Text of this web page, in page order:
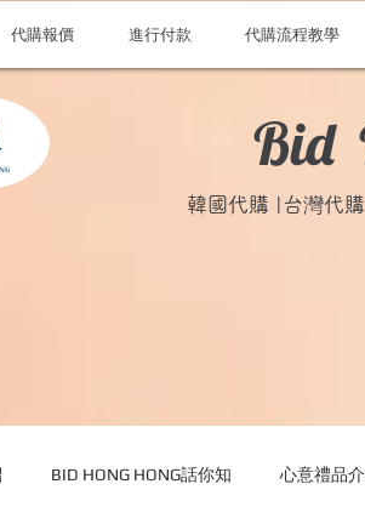
代購報價 進行付款 代購流程教學
Bid
韓國代購 |台灣代
BID HONG HONG話你知 心意禮品